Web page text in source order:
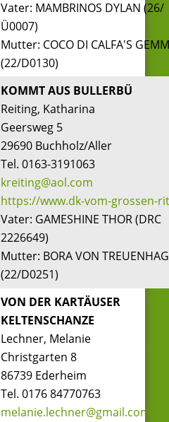
Vater: MAMBRINOS DYLAN (26/
Ü0007)
Mutter: COCO DI CALFA'S
(22/D0130)
KOMMT AUS BULLERBÜ
Reiting, Katharina
Geersweg 5
29690 Buchholz/Aller
Tel. 0163-3191063
kreiting@aol.com
https://www.dk-vom-grossen-
Vater: GAMESHINE THOR (DRC
2226649)
Mutter: BORA VON
(22/D0251)
VON DER KARTÄUSER
KELTENSCHANZE
Lechner, Melanie
Christgarten 8
86739 Ederheim
Tel. 0176 84770763
melanie.lechner@gmail.com